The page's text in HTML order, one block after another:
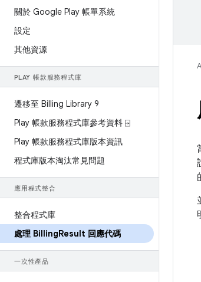
關於 Google Play 帳單系統
設定
其他資源
PLAY 帳款服務程式庫
遷移至 Billing Library 9
Play 帳款服務程式庫參考資料 ⍈
Play 帳款服務程式庫版本資訊
程式庫版本淘汰常見問題
應用程式整合
整合程式庫
處理 BillingResult 回應代碼
一次性產品